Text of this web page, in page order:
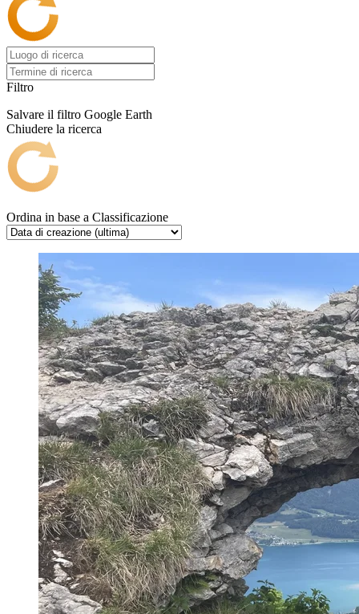
Filtro
Salvare il filtro Google Earth
Chiudere la ricerca
Ordina in base a Classificazione